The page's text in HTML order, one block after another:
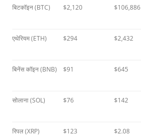
बिटकॉइन (BTC) $2,120 $106,886
एथेरियम (ETH) $294 $2,432
बिनेंस कॉइन (BNB) $91 $645
सोलाना (SOL) $76 $142
रिपल (XRP) $123 $2.08